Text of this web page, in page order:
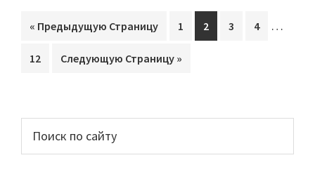
« Перейти
Предыдущую Страницу
Перейти
страницу
1
Перейти
на
2
Перейти
3
Перейти
4 …
Перейти
12
Перейти
Следующую Страницу »
Основной
сайдбар